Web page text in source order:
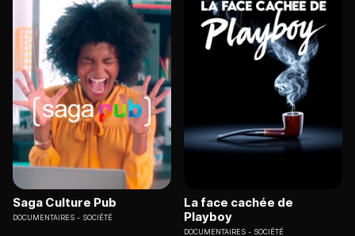
Saga Culture Pub
DOCUMENTAIRES SOCIÉTÉ
La face cachée de
Playboy
DOCUMENTAIRES SOCIÉTÉ